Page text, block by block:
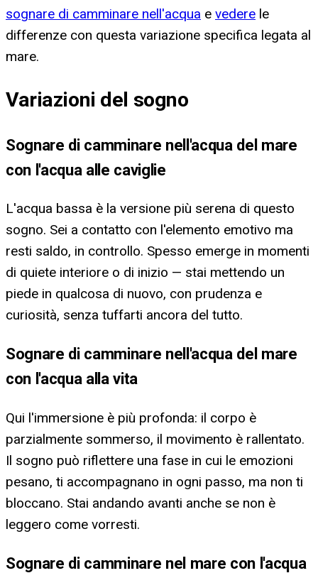
sognare di camminare nell'acqua e vedere le
differenze con questa variazione specifica legata al
mare.
Variazioni del sogno
Sognare di camminare nell'acqua del mare
con l'acqua alle caviglie
L'acqua bassa è la versione più serena di questo
sogno. Sei a contatto con l'elemento emotivo ma
resti saldo, in controllo. Spesso emerge in momenti
di quiete interiore o di inizio — stai mettendo un
piede in qualcosa di nuovo, con prudenza e
curiosità, senza tuffarti ancora del tutto.
Sognare di camminare nell'acqua del mare
con l'acqua alla vita
Qui l'immersione è più profonda: il corpo è
parzialmente sommerso, il movimento è rallentato.
Il sogno può riflettere una fase in cui le emozioni
pesano, ti accompagnano in ogni passo, ma non ti
bloccano. Stai andando avanti anche se non è
leggero come vorresti.
Sognare di camminare nel mare con l'acqua